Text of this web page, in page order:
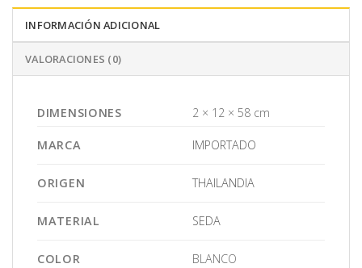
INFORMACIÓN ADICIONAL
VALORACIONES (0)
DIMENSIONES 2 × 12 × 58 cm
MARCA IMPORTADO
ORIGEN THAILANDIA
MATERIAL SEDA
COLOR BLANCO